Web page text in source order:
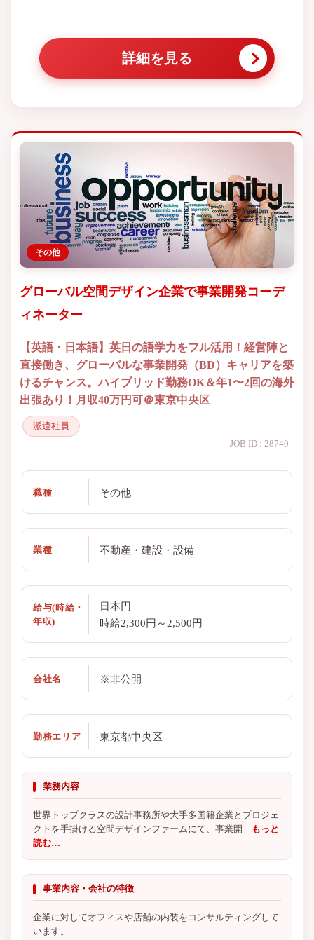
詳細を見る
その他
グローバル空間デザイン企業で事業開発コーデ
ィネーター
【英語・日本語】英日の語学力をフル活用！経営陣と
直接働き、グローバルな事業開発（BD）キャリアを築
けるチャンス。ハイブリッド勤務OK＆年1〜2回の海外
出張あり！月収40万円可＠東京中央区
派遣社員
JOB ID : 28740
職種 その他
業種 不動産・建設・設備
給与(時給・
年収)
日本円
時給2,300円～2,500円
会社名 ※非公開
勤務エリア 東京都中央区
業務内容
世界トップクラスの設計事務所や大手多国籍企業とプロジェ
クトを手掛ける空間デザインファームにて、事業開
もっと
読む…
事業内容・会社の特徴
企業に対してオフィスや店舗の内装をコンサルティングして
います。